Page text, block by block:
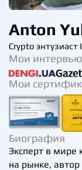
Anton
Crypto энтузиаст
Мои интервью
Мои
Биография
Эксперт в мире
на рынке,